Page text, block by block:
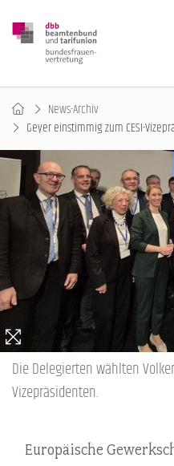
News-Archiv
Geyer einstimmig zum CESI-
Die Delegierten wählten
Vizepräsidenten.
Europäische